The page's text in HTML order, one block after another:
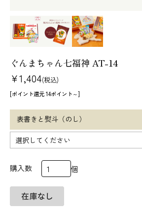
原材料・アレルギー情報
特定商取引法に基づく表記
個人情報の取扱いについて
ぐんまちゃん七福神 AT-14
¥1,404(税込)
[ポイント還元 14ポイント～]
表書きと熨斗（のし）
購入数 個